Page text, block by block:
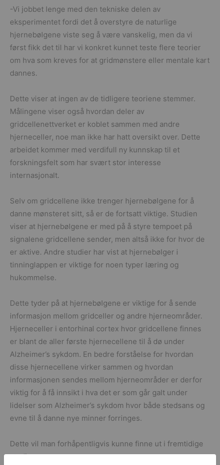
-Vi jobbet lenge med den tekniske delen av
eksperimentet fordi det å overstyre de naturlige
hjernebølgene viste seg å være vanskelig, men da vi
først fikk det til har vi konkret kunnet teste flere teorier
om hva som kreves for at gridmønstere eller mentale kart
dannes.
Dette viser at ingen av de tidligere teoriene stemmer.
Målingene viser også hvordan deler av
gridcellenettverket er koblet sammen med andre
hjerneceller, noe man ikke har hatt oversikt over. Dette
arbeidet kommer med verdifull ny kunnskap til et
forskningsfelt som har svært stor interesse
internasjonalt.
Selv om gridcellene ikke trenger hjernebølgene for å
danne mønsteret sitt, så er de fortsatt viktige. Studien
viser at hjernebølgene er med på å styre tempoet på
signalene gridcellene sender, men altså ikke for hvor de
er aktive. Andre studier har vist at hjernebølger i
tinninglappen er viktige for noen typer læring og
hukommelse.
Dette tyder på at hjernebølgene er viktige for å sende
informasjon mellom gridceller og andre hjerneområder.
Hjerneceller i entorhinal cortex hvor gridcellene finnes
er blant de aller første hjernecellene til å dø under
Alzheimer’s sykdom. En bedre forståelse for hvordan
disse hjernecellene virker sammen og hvordan
informasjonen sendes mellom hjerneområder er derfor
viktig for å få innsikt i hva det er som går galt under
lidelser som Alzheimer’s sykdom hvor både stedsans og
evne til å danne nye minner forringes.
Dette vil man forhåpentligvis kunne finne ut i fremtidige
studier.